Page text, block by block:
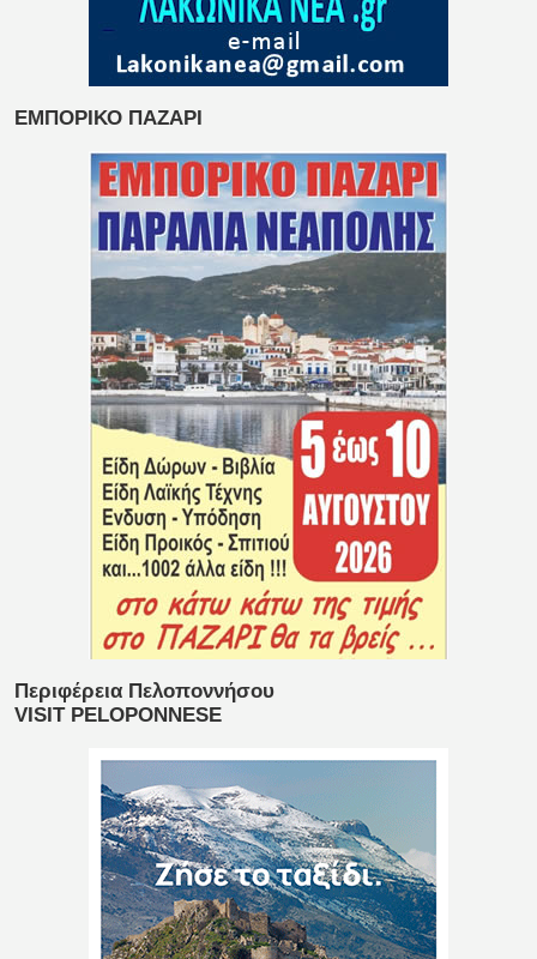
ΕΜΠΟΡΙΚΟ ΠΑΖΑΡΙ
Περιφέρεια Πελοποννήσου
VISIT PELOPONNESE